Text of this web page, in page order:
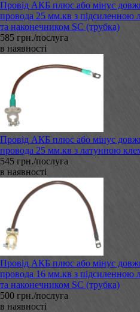
Провід АКБ плюс або мінус
провода 25 мм.кв з
та наконечником SC (трубка)
585 грн./послуга
в наявності
Провід АКБ плюс або мінус
провода 25 мм.кв з латунною
545 грн./послуга
в наявності
Провід АКБ плюс або мінус
провода 16 мм.кв з
та наконечником SC (трубка)
500 грн./послуга
в наявності